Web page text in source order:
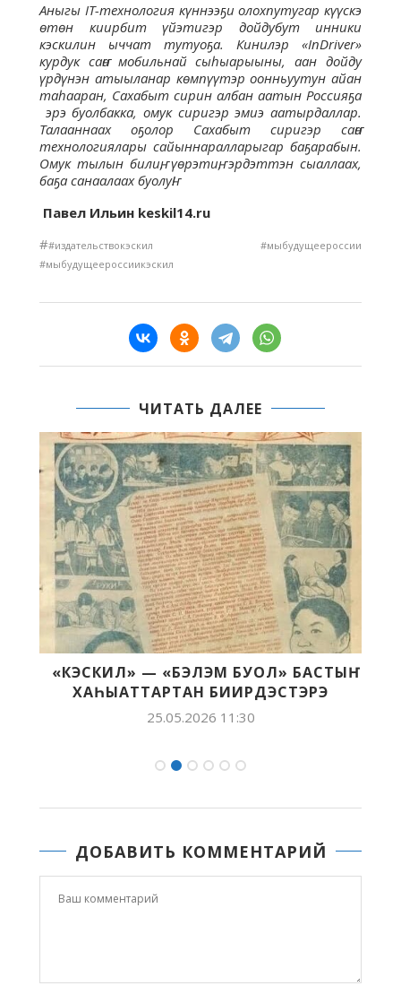
Аныгы IT-технология күннээҕи олохпутугар күүскэ
өтөн киирбит үйэтигэр дойдубут инники
кэскилин ыччат тутуоҕа. Кинилэр «InDriver»
курдук саҥа мобильнай сыһыарыыны, аан дойду
үрдүнэн атыыланар көмпүүтэр оонньуутун айан
таһааран, Сахабыт сирин албан аатын Россияҕа
эрэ буолбакка, омук сиригэр эмиэ аатырдаллар.
Талааннаах оҕолор Сахабыт сиригэр саҥа
технологиялары сайыннаралларыгар баҕарабын.
Омук тылын билиҥ, үөрэтиҥ, эрдэттэн сыаллаах,
баҕа санаалаах буолуҥ!
Павел Ильин keskil14.ru
##издательствокэскил #мыбудущеероссии
#мыбудущеероссиикэскил
ЧИТАТЬ ДАЛЕЕ
«КЭСКИЛ» — «БЭЛЭМ БУОЛ» БАСТЫҤ
ХАҺЫАТТАРТАН БИИРДЭСТЭРЭ
25.05.2026 11:30
ДОБАВИТЬ КОММЕНТАРИЙ